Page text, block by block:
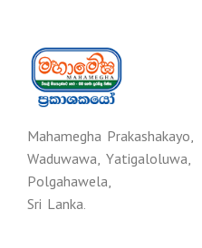
Mahamegha Prakashakayo,
Waduwawa, Yatigaloluwa,
Polgahawela,
Sri Lanka.